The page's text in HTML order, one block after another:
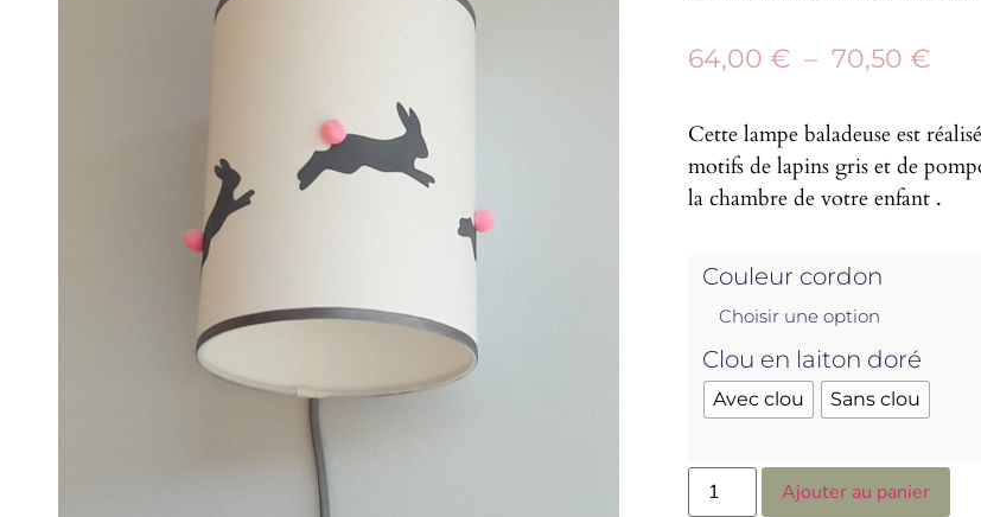
64,00 € – 70,50 €
Cette lampe baladeuse est
motifs de lapins gris et de
la chambre de votre enfant .
Couleur cordon
Clou en laiton doré
Avec clou Sans clou
Ajouter au panier